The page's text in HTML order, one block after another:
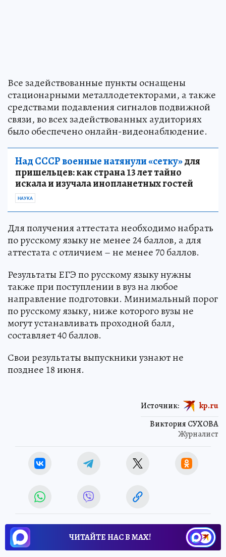
Все задействованные пункты оснащены
стационарными металлодетекторами, а также
средствами подавления сигналов подвижной
связи, во всех задействованных аудиториях
было обеспечено онлайн-видеонаблюдение.
Над СССР военные натянули «сетку»для
пришельцев: как страна 13 лет тайно
искала и изучала инопланетных гостей
НАУКА
Для получения аттестата необходимо набрать
по русскому языку не менее 24 баллов, а для
аттестата с отличием – не менее 70 баллов.
Результаты ЕГЭ по русскому языку нужны
также при поступлении в вуз на любое
направление подготовки. Минимальный порог
по русскому языку, ниже которого вузы не
могут устанавливать проходной балл,
составляет 40 баллов.
Свои результаты выпускники узнают не
позднее 18 июня.
Виктория СУХОВА
Журналист
Источник: kp.ru
ЧИТАЙТЕ НАС В МАХ!